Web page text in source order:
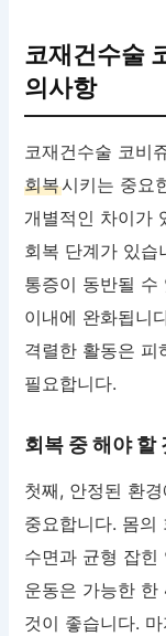
코재건수술
의사항
코재건수술 코비
회복시키는 중요
개별적인 차이가
회복 단계가 있습
통증이 동반될 수
이내에 완화됩니
격렬한 활동은 피
필요합니다.
회복 중 해야 할
첫째, 안정된 환
중요합니다. 몸의
수면과 균형 잡힌
운동은 가능한 한
것이 좋습니다.